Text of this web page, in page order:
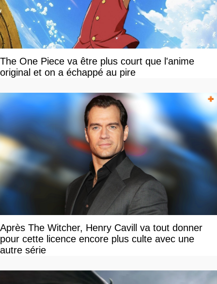
The One Piece va être plus court que l'anime
original et on a échappé au pire
Après The Witcher, Henry Cavill va tout donner
pour cette licence encore plus culte avec une
autre série